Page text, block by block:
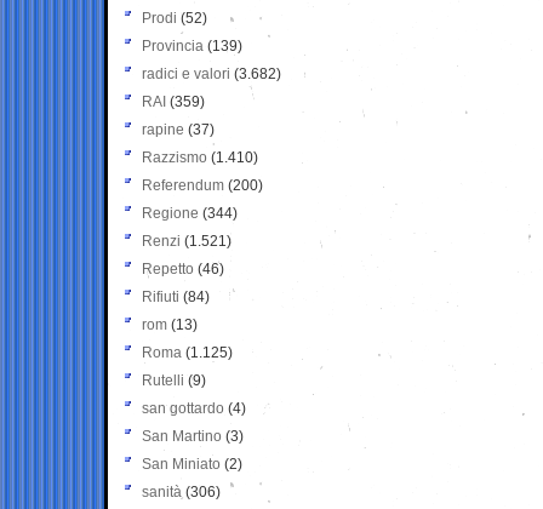
Prodi (52)
Provincia (139)
radici e valori (3.682)
RAI (359)
rapine (37)
Razzismo (1.410)
Referendum (200)
Regione (344)
Renzi (1.521)
Repetto (46)
Rifiuti (84)
rom (13)
Roma (1.125)
Rutelli (9)
san gottardo (4)
San Martino (3)
San Miniato (2)
sanità (306)